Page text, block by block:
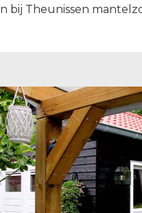
bij Theunissen